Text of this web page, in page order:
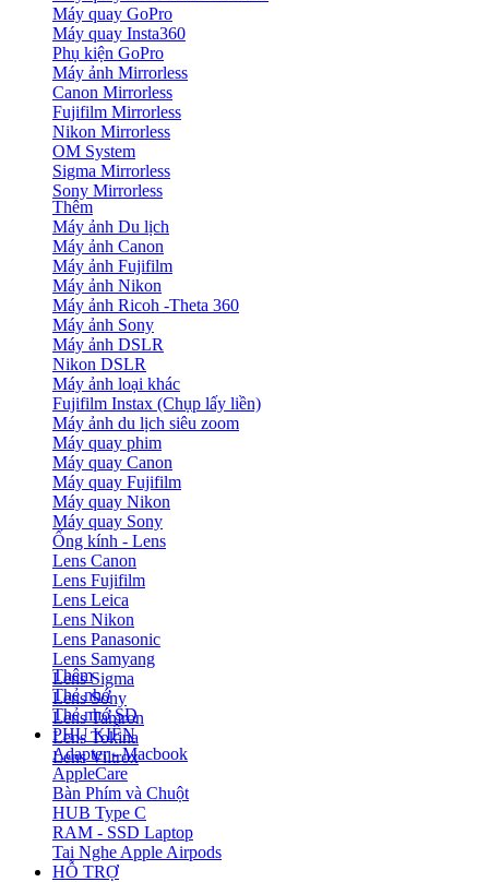
Máy quay GoPro
Máy quay Insta360
Phụ kiện GoPro
Máy ảnh Mirrorless
Canon Mirrorless
Fujifilm Mirrorless
Nikon Mirrorless
OM System
Sigma Mirrorless
Sony Mirrorless
Thêm
Máy ảnh Du lịch
Máy ảnh Canon
Máy ảnh Fujifilm
Máy ảnh Nikon
Máy ảnh Ricoh -Theta 360
Máy ảnh Sony
Máy ảnh DSLR
Nikon DSLR
Máy ảnh loại khác
Fujifilm Instax (Chụp lấy liền)
Máy ảnh du lịch siêu zoom
Máy quay phim
Máy quay Canon
Máy quay Fujifilm
Máy quay Nikon
Máy quay Sony
Ống kính - Lens
Lens Canon
Lens Fujifilm
Lens Leica
Lens Nikon
Lens Panasonic
Lens Samyang
Lens Sigma
Lens Sony
Lens Tamron
Lens Tokina
Lens Viltrox
Thêm
Thẻ nhớ
Thẻ nhớ SD
PHỤ KIỆN
Adapter - Macbook
AppleCare
Bàn Phím và Chuột
HUB Type C
RAM - SSD Laptop
Tai Nghe Apple Airpods
HỖ TRỢ